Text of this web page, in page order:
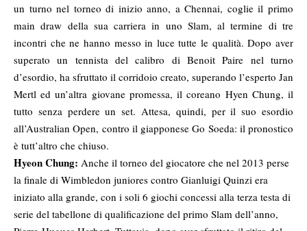
un turno nel torneo di inizio anno, a Chennai, coglie il primo
main draw della sua carriera in uno Slam, al termine di tre
incontri che ne hanno messo in luce tutte le qualità. Dopo aver
superato un tennista del calibro di Benoit Paire nel turno
d’esordio, ha sfruttato il corridoio creato, superando l’esperto Jan
Mertl ed un’altra giovane promessa, il coreano Hyen Chung, il
tutto senza perdere un set. Attesa, quindi, per il suo esordio
all’Australian Open, contro il giapponese Go Soeda: il pronostico
è tutt’altro che chiuso.
Hyeon Chung: Anche il torneo del giocatore che nel 2013 perse
la finale di Wimbledon juniores contro Gianluigi Quinzi era
iniziato alla grande, con i soli 6 giochi concessi alla terza testa di
serie del tabellone di qualificazione del primo Slam dell’anno,